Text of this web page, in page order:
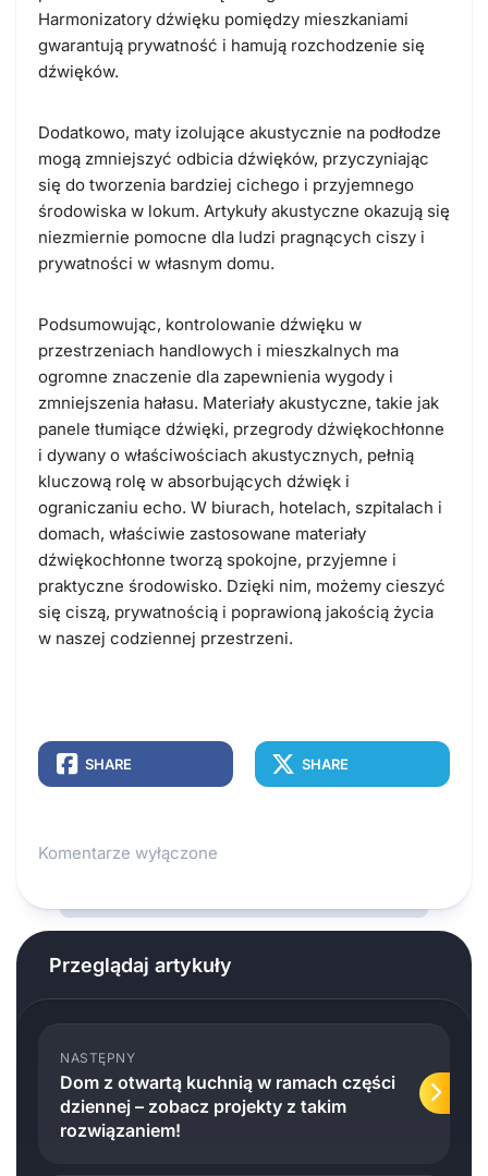
Harmonizatory dźwięku pomiędzy mieszkaniami
gwarantują prywatność i hamują rozchodzenie się
dźwięków.
Dodatkowo, maty izolujące akustycznie na podłodze
mogą zmniejszyć odbicia dźwięków, przyczyniając
się do tworzenia bardziej cichego i przyjemnego
środowiska w lokum. Artykuły akustyczne okazują się
niezmiernie pomocne dla ludzi pragnących ciszy i
prywatności w własnym domu.
Podsumowując, kontrolowanie dźwięku w
przestrzeniach handlowych i mieszkalnych ma
ogromne znaczenie dla zapewnienia wygody i
zmniejszenia hałasu. Materiały akustyczne, takie jak
panele tłumiące dźwięki, przegrody dźwiękochłonne
i dywany o właściwościach akustycznych, pełnią
kluczową rolę w absorbujących dźwięk i
ograniczaniu echo. W biurach, hotelach, szpitalach i
domach, właściwie zastosowane materiały
dźwiękochłonne tworzą spokojne, przyjemne i
praktyczne środowisko. Dzięki nim, możemy cieszyć
się ciszą, prywatnością i poprawioną jakością życia
w naszej codziennej przestrzeni.
SHARE SHARE
Komentarze wyłączone
Przeglądaj artykuły
NASTĘPNY
Dom z otwartą kuchnią w ramach części
dziennej – zobacz projekty z takim
rozwiązaniem!